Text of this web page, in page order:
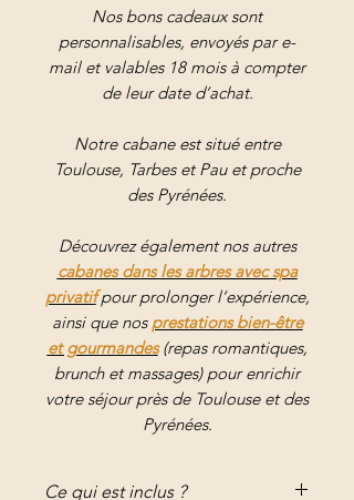
Nos bons cadeaux sont
personnalisables, envoyés par e-
mail et valables 18 mois à compter
de leur date d’achat.
Notre cabane est situé entre
Toulouse, Tarbes et Pau et proche
des Pyrénées.
Découvrez également nos autres
cabanes dans les arbres avec spa
privatifpour prolonger l’expérience,
ainsi que nos prestations bien-être
et gourmandes(repas romantiques,
brunch et massages) pour enrichir
votre séjour près de Toulouse et des
Pyrénées.
Ce qui est inclus ?